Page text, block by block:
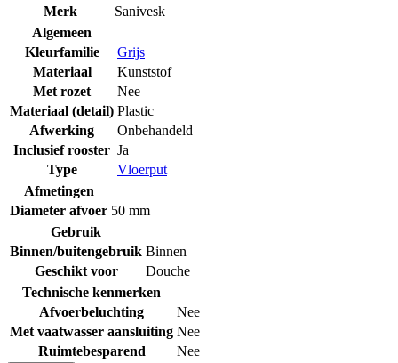
Merk
Sanivesk
Algemeen
Kleurfamilie
Grijs
Materiaal
Kunststof
Met rozet
Nee
Materiaal (detail) Plastic
Afwerking
Onbehandeld
Inclusief rooster Ja
Type
Vloerput
Afmetingen
Diameter afvoer 50 mm
Gebruik
Binnen/buitengebruik Binnen
Geschikt voor
Douche
Technische kenmerken
Afvoerbeluchting
Nee
Met vaatwasser aansluiting Nee
Ruimtebesparend
Nee